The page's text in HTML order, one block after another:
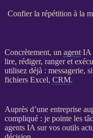
Confier la répétition à la
Concrètement, un agent IA
lire, rédiger, ranger et
utilisez déjà : messagerie,
fichiers Excel, CRM.
Auprès d’une entreprise
compliqué : je pointe les
agents IA sur vos outils